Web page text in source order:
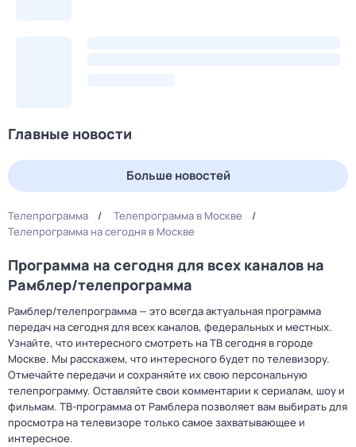
Главные новости
Больше новостей
Телепрограмма
Телепрограмма в Москве
Телепрограмма на сегодня в Москве
Программа на сегодня для всех каналов на
Рамблер/телепрограмма
Рамблер/телепрограмма — это всегда актуальная программа
передач на сегодня для всех каналов, федеральных и местных.
Узнайте, что интересного смотреть на ТВ сегодня в городе
Москве. Мы расскажем, что интересного будет по телевизору.
Отмечайте передачи и сохраняйте их свою персональную
телепрограмму. Оставляйте свои комментарии к сериалам, шоу и
фильмам. ТВ-программа от Рамблера позволяет вам выбирать для
просмотра на телевизоре только самое захватывающее и
интересное.